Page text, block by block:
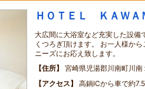
ＨＯＴＥＬ ＫＡＷＡ
大広間に大浴室など充実した設備
くつろぎ頂けます。 お一人様か
ニーズにお応え致します。
住所
宮崎県児湯郡川南町川南
アクセス
高鍋ICから車で約